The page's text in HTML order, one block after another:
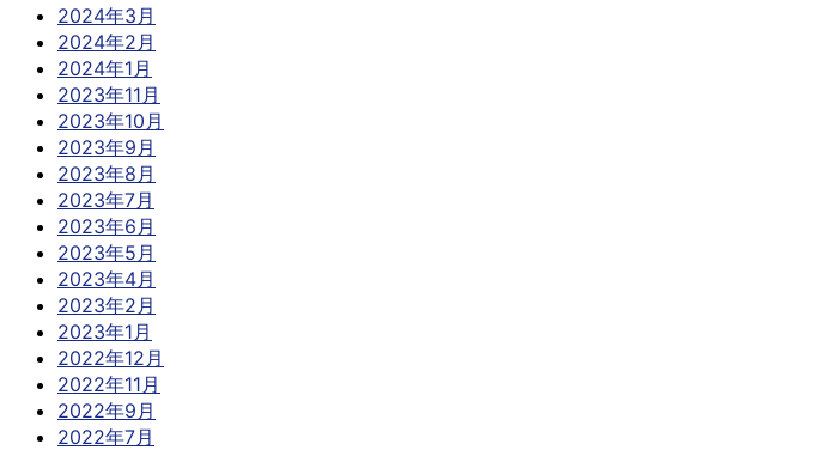
2024年3月
2024年2月
2024年1月
2023年11月
2023年10月
2023年9月
2023年8月
2023年7月
2023年6月
2023年5月
2023年4月
2023年2月
2023年1月
2022年12月
2022年11月
2022年9月
2022年7月